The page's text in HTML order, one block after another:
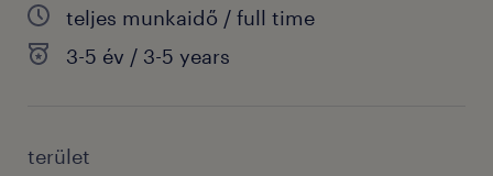
teljes munkaidő / full time
3-5 év / 3-5 years
terület